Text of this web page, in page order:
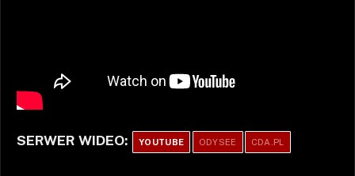
SERWER WIDEO: YOUTUBE ODYSEE CDA.PL